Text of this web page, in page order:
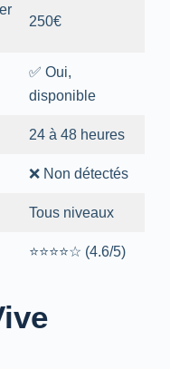
250€
✅ Oui,
disponible
24 à 48 heures
❌ Non détectés
Tous niveaux
⭐⭐⭐⭐☆ (4.6/5)